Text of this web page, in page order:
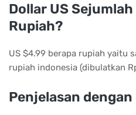
Dollar US
Rupiah?
US $4.99 berapa rupiah yaitu
rupiah indonesia (dibulatkan
Penjelasan